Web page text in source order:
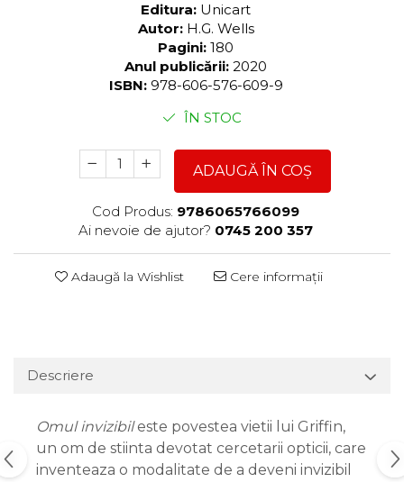
Editura: Unicart
Autor: H.G. Wells
Pagini: 180
Anul publicării: 2020
ISBN: 978-606-576-609-9
ÎN STOC
ADAUGĂ ÎN COȘ
Cod Produs: 9786065766099
Ai nevoie de ajutor? 0745 200 357
Adaugă la Wishlist Cere informații
Descriere
Omul invizibileste povestea vietii lui Griffin,
un om de stiinta devotat cercetarii opticii, care
inventeaza o modalitate de a deveni invizibil